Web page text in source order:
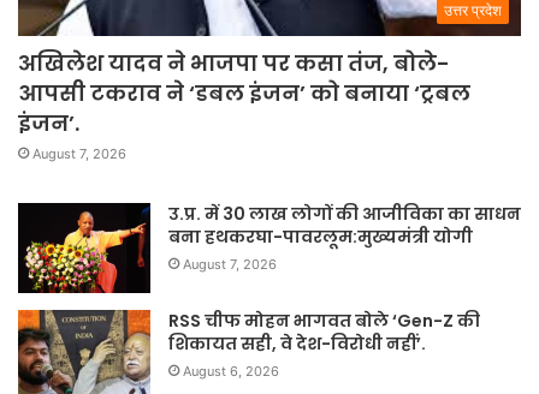
उत्तर प्रदेश
अखिलेश यादव ने भाजपा पर कसा तंज, बोले-
आपसी टकराव ने ‘डबल इंजन’ को बनाया ‘ट्रबल
इंजन’.
August 7, 2026
उ.प्र. में 30 लाख लोगों की आजीविका का साधन
बना हथकरघा-पावरलूम:मुख्यमंत्री योगी
August 7, 2026
RSS चीफ मोहन भागवत बोले ‘Gen-Z की
शिकायत सही, वे देश-विरोधी नहीं’.
August 6, 2026